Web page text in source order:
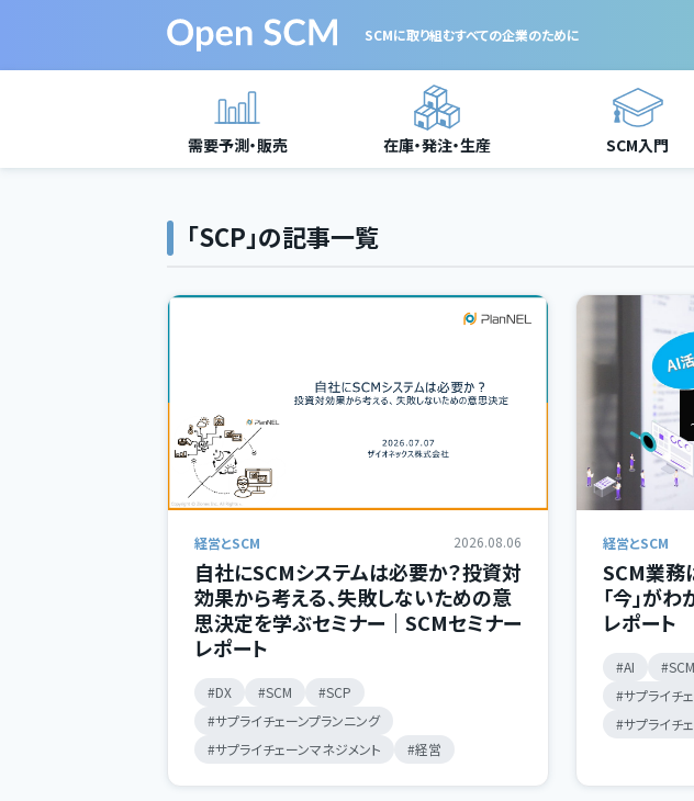
SCMに取り組むすべての企業のために
需要予測・販売 在庫・発注・生産 SCM入門
「SCP」の記事一覧
経営とSCM 2026.08.06
自社にSCMシステムは必要か？投資対
効果から考える、失敗しないための意
思決定を学ぶセミナー｜SCMセミナー
レポート
DX SCM
SCP
サプライチェーンプランニング
サプライチェーンマネジメント
経営
経営とSCM
SCM業務
「今」が
レポート
AI SCM
サプライチ
サプライチ